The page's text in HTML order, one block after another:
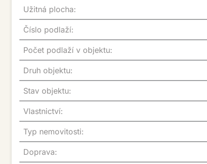
Užitná plocha:
Číslo podlaží:
Počet podlaží v objektu:
Druh objektu:
Stav objektu:
Vlastnictví:
Typ nemovitosti:
Doprava: